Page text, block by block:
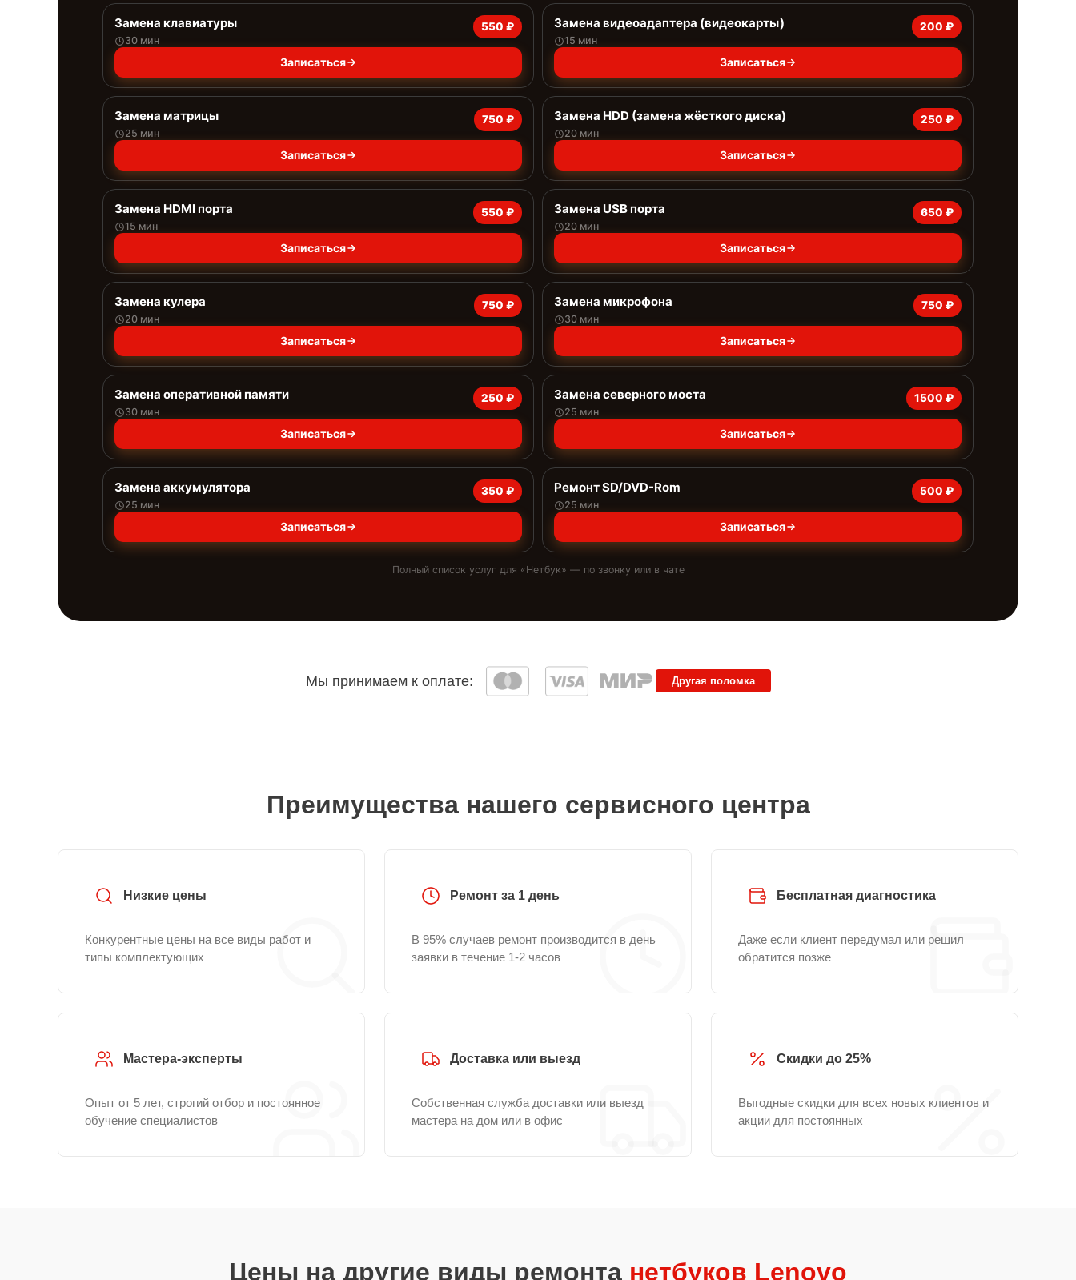
Замена клавиатуры
30 мин
550 ₽
Записаться
Замена видеоадаптера (видеокарты)
15 мин
200 ₽
Записаться
Замена матрицы
25 мин
750 ₽
Записаться
Замена HDD (замена жёсткого диска)
20 мин
250 ₽
Записаться
Замена HDMI порта
15 мин
550 ₽
Записаться
Замена USB порта
20 мин
650 ₽
Записаться
Замена кулера
20 мин
750 ₽
Записаться
Замена микрофона
30 мин
750 ₽
Записаться
Замена оперативной памяти
30 мин
250 ₽
Записаться
Замена северного моста
25 мин
1500 ₽
Записаться
Замена аккумулятора
25 мин
350 ₽
Записаться
Ремонт SD/DVD-Rom
25 мин
500 ₽
Записаться
Полный список услуг для «Нетбук» — по звонку или в чате
Мы принимаем к оплате: Другая поломка
Преимущества нашего сервисного центра
Низкие цены
Конкурентные цены на все виды работ и
типы комплектующих
Ремонт за 1 день
В 95% случаев ремонт производится в день
заявки в течение 1-2 часов
Бесплатная диагностика
Даже если клиент передумал или решил
обратится позже
Мастера-эксперты
Опыт от 5 лет, строгий отбор и постоянное
обучение специалистов
Доставка или выезд
Собственная служба доставки или выезд
мастера на дом или в офис
Скидки до 25%
Выгодные скидки для всех новых клиентов и
акции для постоянных
Цены на другие виды ремонта нетбуков Lenovo